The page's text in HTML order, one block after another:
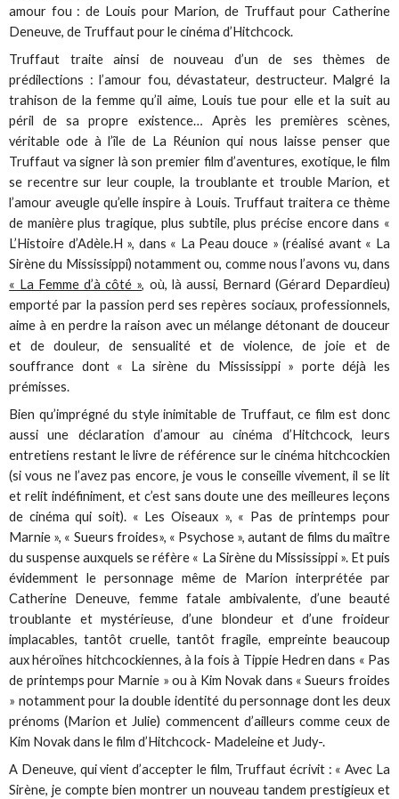
amour fou : de Louis pour Marion, de Truffaut pour Catherine
Deneuve, de Truffaut pour le cinéma d’Hitchcock.
Truffaut traite ainsi de nouveau d’un de ses thèmes de
prédilections : l’amour fou, dévastateur, destructeur. Malgré la
trahison de la femme qu’il aime, Louis tue pour elle et la suit au
péril de sa propre existence… Après les premières scènes,
véritable ode à l’île de La Réunion qui nous laisse penser que
Truffaut va signer là son premier film d’aventures, exotique, le film
se recentre sur leur couple, la troublante et trouble Marion, et
l’amour aveugle qu’elle inspire à Louis. Truffaut traitera ce thème
de manière plus tragique, plus subtile, plus précise encore dans «
L’Histoire d’Adèle.H », dans « La Peau douce » (réalisé avant « La
Sirène du Mississippi) notamment ou, comme nous l’avons vu, dans
« La Femme d’à côté », où, là aussi, Bernard (Gérard Depardieu)
emporté par la passion perd ses repères sociaux, professionnels,
aime à en perdre la raison avec un mélange détonant de douceur
et de douleur, de sensualité et de violence, de joie et de
souffrance dont « La sirène du Mississippi » porte déjà les
prémisses.
Bien qu’imprégné du style inimitable de Truffaut, ce film est donc
aussi une déclaration d’amour au cinéma d’Hitchcock, leurs
entretiens restant le livre de référence sur le cinéma hitchcockien
(si vous ne l’avez pas encore, je vous le conseille vivement, il se lit
et relit indéfiniment, et c’est sans doute une des meilleures leçons
de cinéma qui soit). « Les Oiseaux », « Pas de printemps pour
Marnie », « Sueurs froides», « Psychose », autant de films du maître
du suspense auxquels se réfère « La Sirène du Mississippi ». Et puis
évidemment le personnage même de Marion interprétée par
Catherine Deneuve, femme fatale ambivalente, d’une beauté
troublante et mystérieuse, d’une blondeur et d’une froideur
implacables, tantôt cruelle, tantôt fragile, empreinte beaucoup
aux héroïnes hitchcockiennes, à la fois à Tippie Hedren dans « Pas
de printemps pour Marnie » ou à Kim Novak dans « Sueurs froides
» notamment pour la double identité du personnage dont les deux
prénoms (Marion et Julie) commencent d’ailleurs comme ceux de
Kim Novak dans le film d’Hitchcock- Madeleine et Judy-.
A Deneuve, qui vient d’accepter le film, Truffaut écrivit : « Avec La
Sirène, je compte bien montrer un nouveau tandem prestigieux et